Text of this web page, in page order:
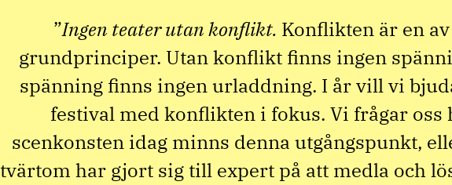
”Ingen teater utan konflikt. Konflikten är en
grundprinciper. Utan konflikt finns ingen
spänning finns ingen urladdning. I år vill vi
festival med konflikten i fokus. Vi frågar oss
scenkonsten idag minns denna utgångspunkt,
tvärtom har gjort sig till expert på att medla och